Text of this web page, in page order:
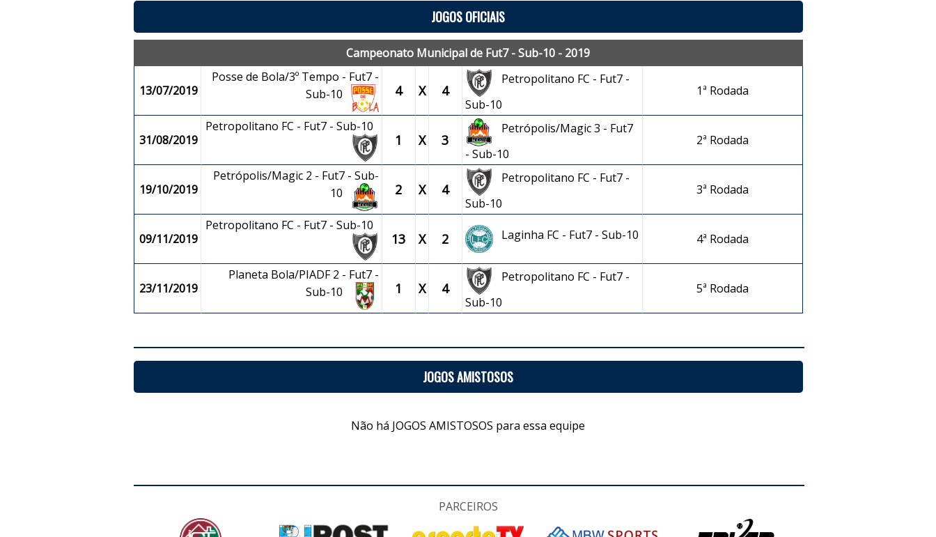
JOGOS OFICIAIS
Campeonato Municipal de Fut7 - Sub-10 - 2019
13/07/2019
Posse de Bola/3º Tempo - Fut7 -
Sub-10
4 X 4
Petropolitano FC - Fut7 -
Sub-10
1ª Rodada
31/08/2019
Petropolitano FC - Fut7 - Sub-10
1 X 3
Petrópolis/Magic 3 - Fut7
- Sub-10
2ª Rodada
19/10/2019
Petrópolis/Magic 2 - Fut7 - Sub-
10
2 X 4
Petropolitano FC - Fut7 -
Sub-10
3ª Rodada
09/11/2019
Petropolitano FC - Fut7 - Sub-10
13 X 2 Laginha FC - Fut7 - Sub-10 4ª Rodada
23/11/2019
Planeta Bola/PIADF 2 - Fut7 -
Sub-10
1 X 4
Petropolitano FC - Fut7 -
Sub-10
5ª Rodada
JOGOS AMISTOSOS
Não há JOGOS AMISTOSOS para essa equipe
PARCEIROS